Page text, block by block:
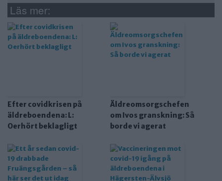
Läs mer:
Efter covidkrisen på
äldreboendena: L:
Oerhört beklagligt
Äldreomsorgschefen
om Ivos granskning: Så
borde vi agerat